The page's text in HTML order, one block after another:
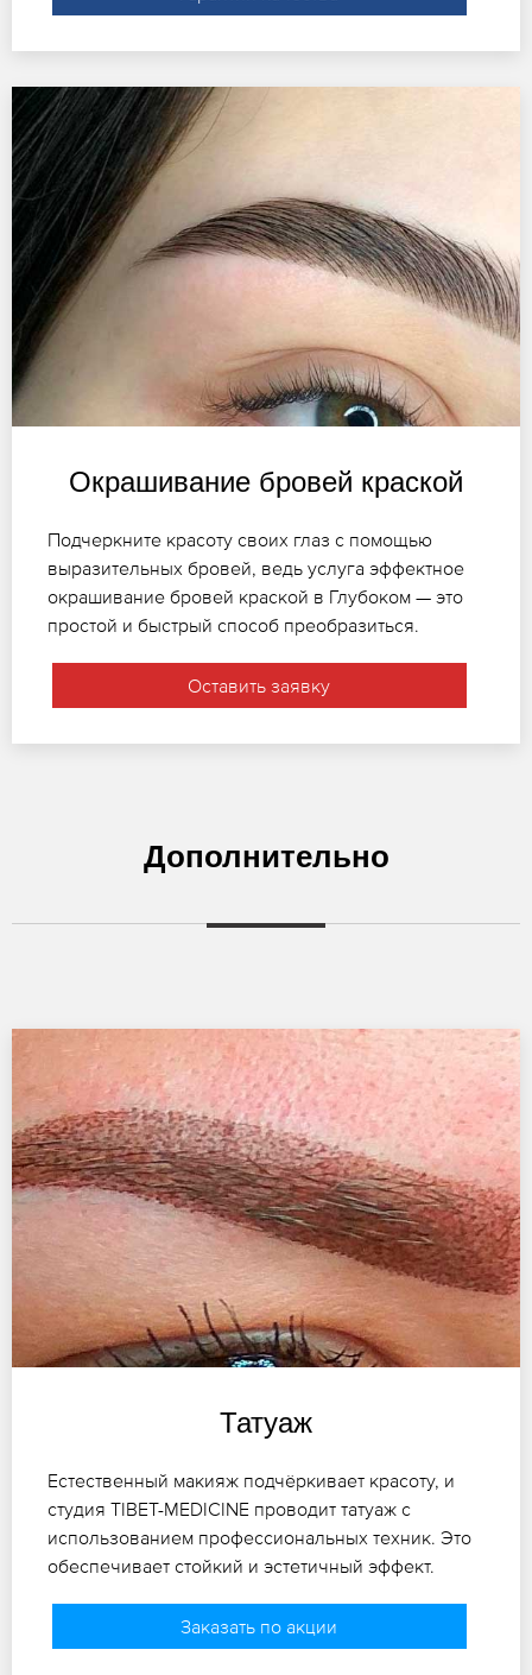
Окрашивание бровей краской
Подчеркните красоту своих глаз с помощью
выразительных бровей, ведь услуга эффектное
окрашивание бровей краской в Глубоком — это
простой и быстрый способ преобразиться.
Оставить заявку
Дополнительно
Татуаж
Естественный макияж подчёркивает красоту, и
студия TIBET-MEDICINE проводит татуаж с
использованием профессиональных техник. Это
обеспечивает стойкий и эстетичный эффект.
Заказать по акции